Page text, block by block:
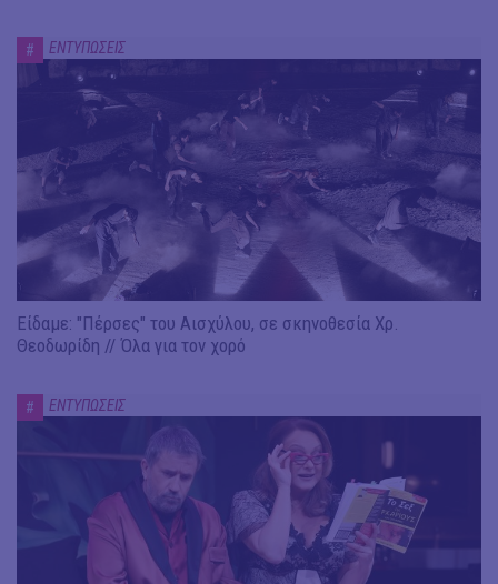
# ΕΝΤΥΠΩΣΕΙΣ
Είδαμε: "Πέρσες" του Αισχύλου, σε σκηνοθεσία Χρ.
Θεοδωρίδη // Όλα για τον χορό
# ΕΝΤΥΠΩΣΕΙΣ